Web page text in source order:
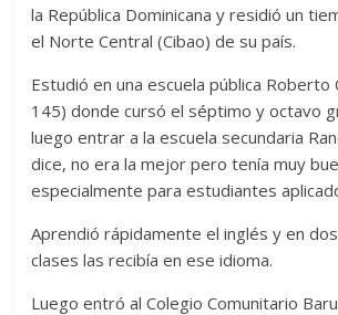
la República Dominicana y residió un
el Norte Central (Cibao) de su país.
Estudió en una escuela pública Roberto
145) donde cursó el séptimo y octavo
luego entrar a la escuela secundaria
dice, no era la mejor pero tenía muy
especialmente para estudiantes
Aprendió rápidamente el inglés y en
clases las recibía en ese idioma.
Luego entró al Colegio Comunitario